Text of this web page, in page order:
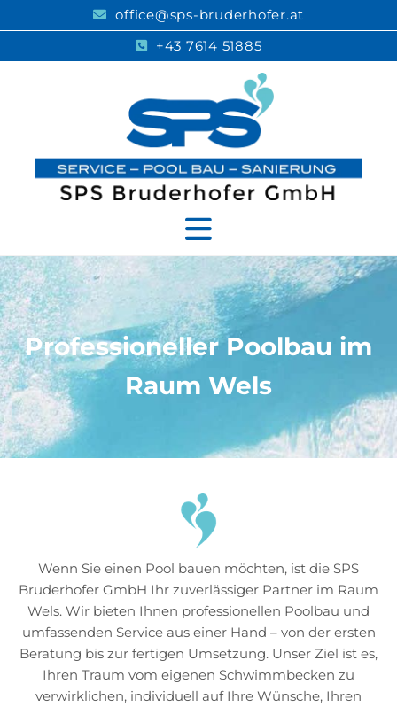
 office@sps-bruderhofer.at
 +43 7614 51885
Professioneller Poolbau im
Raum Wels
Wenn Sie einen Pool bauen möchten, ist die SPS
Bruderhofer GmbH Ihr zuverlässiger Partner im Raum
Wels. Wir bieten Ihnen professionellen Poolbau und
umfassenden Service aus einer Hand – von der ersten
Beratung bis zur fertigen Umsetzung. Unser Ziel ist es,
Ihren Traum vom eigenen Schwimmbecken zu
verwirklichen, individuell auf Ihre Wünsche, Ihren